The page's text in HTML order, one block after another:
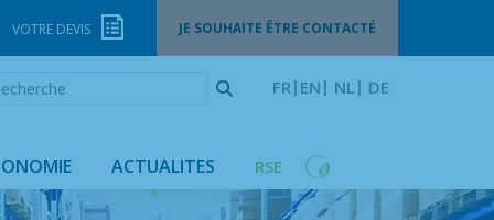
JE SOUHAITE ÊTRE CONTACTÉ
VOTRE DEVIS
ACTUALITES RSE
FR EN NL DE